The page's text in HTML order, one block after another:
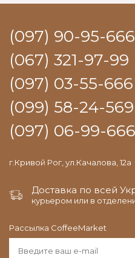
(097) 90-95-666
(067) 321-97-99
(097) 03-55-666
(099) 58-24-569
(097) 06-99-666
г.Кривой Рог, ул.Качалова, 12а
Доставка по всей
курьером или в
Рассылка CoffeeMarket